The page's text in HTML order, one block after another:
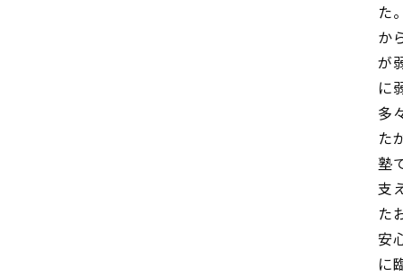
た
か
が
に
多
た
塾
支
た
安
に